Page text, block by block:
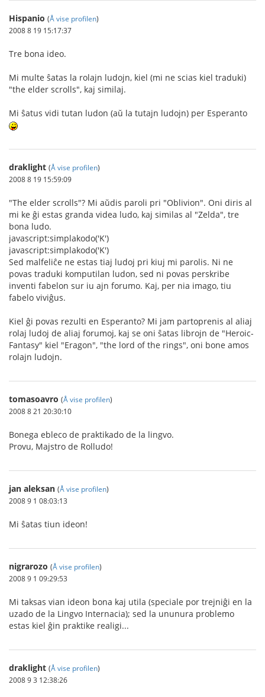
Hispanio (Å vise profilen)
2008 8 19 15:17:37
Tre bona ideo.
Mi multe ŝatas la rolajn ludojn, kiel (mi ne scias kiel traduki)
"the elder scrolls", kaj similaj.
Mi ŝatus vidi tutan ludon (aŭ la tutajn ludojn) per Esperanto
draklight (Å vise profilen)
2008 8 19 15:59:09
"The elder scrolls"? Mi aŭdis paroli pri "Oblivion". Oni diris al
mi ke ĝi estas granda videa ludo, kaj similas al "Zelda", tre
bona ludo.
javascript:simplakodo('K')
javascript:simplakodo('K')
Sed malfeliĉe ne estas tiaj ludoj pri kiuj mi parolis. Ni ne
povas traduki komputilan ludon, sed ni povas perskribe
inventi fabelon sur iu ajn forumo. Kaj, per nia imago, tiu
fabelo viviĝus.
Kiel ĝi povas rezulti en Esperanto? Mi jam partoprenis al aliaj
rolaj ludoj de aliaj forumoj, kaj se oni ŝatas librojn de "Heroic-
Fantasy" kiel "Eragon", "the lord of the rings", oni bone amos
rolajn ludojn.
tomasoavro (Å vise profilen)
2008 8 21 20:30:10
Bonega ebleco de praktikado de la lingvo.
Provu, Majstro de Rolludo!
jan aleksan (Å vise profilen)
2008 9 1 08:03:13
Mi ŝatas tiun ideon!
nigrarozo (Å vise profilen)
2008 9 1 09:29:53
Mi taksas vian ideon bona kaj utila (speciale por trejniĝi en la
uzado de la Lingvo Internacia); sed la ununura problemo
estas kiel ĝin praktike realigi...
draklight (Å vise profilen)
2008 9 3 12:38:26